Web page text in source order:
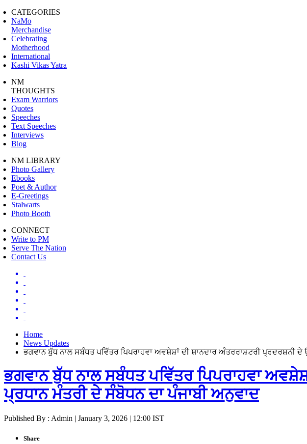
CATEGORIES
NaMo
Merchandise
Celebrating
Motherhood
International
Kashi Vikas Yatra
NM
THOUGHTS
Exam Warriors
Quotes
Speeches
Text Speeches
Interviews
Blog
NM LIBRARY
Photo Gallery
Ebooks
Poet & Author
E-Greetings
Stalwarts
Photo Booth
CONNECT
Write to PM
Serve The Nation
Contact Us
Home
News Updates
ਭਗਵਾਨ ਬੁੱਧ ਨਾਲ ਸਬੰਧਤ ਪਵਿੱਤਰ ਪਿਪਰਾਹਵਾ ਅਵਸ਼ੇਸ਼ਾਂ ਦੀ ਸ਼ਾਨਦਾਰ ਅੰਤਰਰਾਸ਼ਟਰੀ ਪ੍ਰਦਰਸ਼ਨੀ
ਭਗਵਾਨ ਬੁੱਧ ਨਾਲ ਸਬੰਧਤ ਪਵਿੱਤਰ ਪਿਪਰਾਹਵਾ
ਪ੍ਰਧਾਨ ਮੰਤਰੀ ਦੇ ਸੰਬੋਧਨ ਦਾ ਪੰਜਾਬੀ ਅਨੁਵਾਦ
Published By : Admin | January 3, 2026 | 12:00 IST
Share